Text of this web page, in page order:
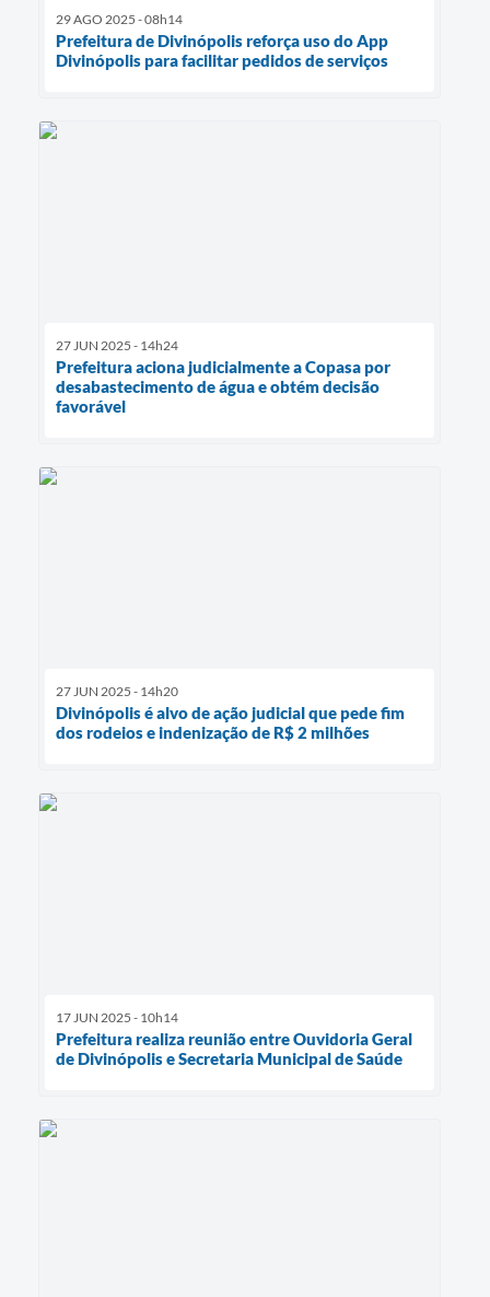
29 AGO 2025 - 08h14
Prefeitura de Divinópolis reforça uso do App
Divinópolis para facilitar pedidos de serviços
27 JUN 2025 - 14h24
Prefeitura aciona judicialmente a Copasa por
desabastecimento de água e obtém decisão
favorável
27 JUN 2025 - 14h20
Divinópolis é alvo de ação judicial que pede fim
dos rodeios e indenização de R$ 2 milhões
17 JUN 2025 - 10h14
Prefeitura realiza reunião entre Ouvidoria Geral
de Divinópolis e Secretaria Municipal de Saúde